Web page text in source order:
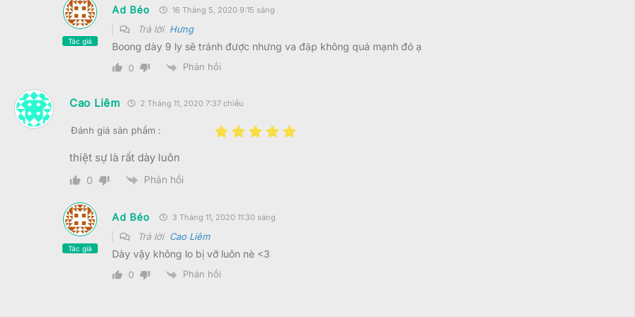
Tác giả
Ad Béo 16 Tháng 5, 2020 9:15 sáng
Trả lời Hưng
Boong dày 9 ly sẽ tránh được nhưng va đập không quá mạnh đó ạ
0 Phản hồi
Cao Liêm 2 Tháng 11, 2020 7:37 chiều
Đánh giá sản phẩm :
thiệt sự là rất dày luôn
0 Phản hồi
Tác giả
Ad Béo 3 Tháng 11, 2020 11:30 sáng
Trả lời Cao Liêm
Dày vậy không lo bị vỡ luôn nè <3
0 Phản hồi